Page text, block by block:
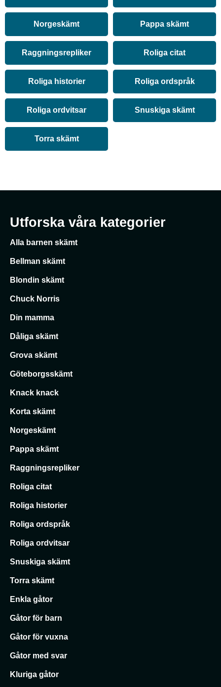
Norgeskämt Pappa skämt
Raggningsrepliker Roliga citat
Roliga historier Roliga ordspråk
Roliga ordvitsar Snuskiga skämt
Torra skämt
Utforska våra kategorier
Alla barnen skämt
Bellman skämt
Blondin skämt
Chuck Norris
Din mamma
Dåliga skämt
Grova skämt
Göteborgsskämt
Knack knack
Korta skämt
Norgeskämt
Pappa skämt
Raggningsrepliker
Roliga citat
Roliga historier
Roliga ordspråk
Roliga ordvitsar
Snuskiga skämt
Torra skämt
Enkla gåtor
Gåtor för barn
Gåtor för vuxna
Gåtor med svar
Kluriga gåtor